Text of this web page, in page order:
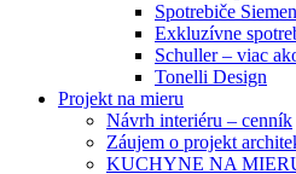
Spotrebiče
Exkluzívne
Schuller – viac
Tonelli Design
Projekt na mieru
Návrh interiéru – cenník
Záujem o projekt
KUCHYNE NA